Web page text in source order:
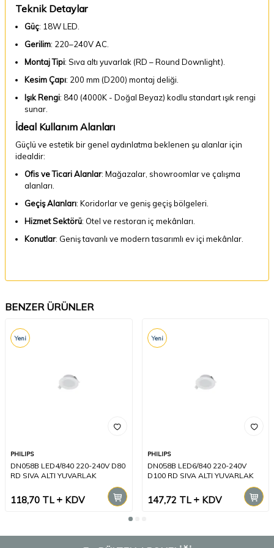
Teknik Detaylar
Güç: 18W LED.
Gerilim: 220–240V AC.
Montaj Tipi: Sıva altı yuvarlak (RD – Round Downlight).
Kesim Çapı: 200 mm (D200) montaj deliği.
Işık Rengi: 840 (4000K - Doğal Beyaz) kodlu standart ışık rengi
sunar.
İdeal Kullanım Alanları
Güçlü ve estetik bir genel aydınlatma beklenen şu alanlar için
idealdir:
Ofis ve Ticari Alanlar: Mağazalar, showroomlar ve çalışma
alanları.
Geçiş Alanları: Koridorlar ve geniş geçiş bölgeleri.
Hizmet Sektörü: Otel ve restoran iç mekânları.
Konutlar: Geniş tavanlı ve modern tasarımlı ev içi mekânlar.
BENZER ÜRÜNLER
Yeni
PHILIPS
DN058B LED4/840 220-240V D80
RD SIVA ALTI YUVARLAK
118,70 TL KDV
Yeni
PHILIPS
DN058B LED6/840 220-240V
D100 RD SIVA ALTI YUVARLAK
147,72 TL KDV